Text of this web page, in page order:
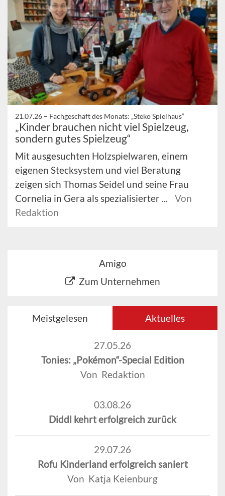
21.07.26 – Fachgeschäft des Monats: „Steko Spielhaus“
„Kinder brauchen nicht viel Spielzeug,
sondern gutes Spielzeug“
Mit ausgesuchten Holzspielwaren, einem
eigenen Stecksystem und viel Beratung
zeigen sich Thomas Seidel und seine Frau
Cornelia in Gera als spezialisierter ...
Von
Redaktion
Amigo
Zum Unternehmen
Meistgelesen Aktuelles
27.05.26
Tonies: „Pokémon“-Special Edition
Von Redaktion
03.08.26
Diddl kehrt erfolgreich zurück
29.07.26
Rofu Kinderland erfolgreich saniert
Von Katja Keienburg